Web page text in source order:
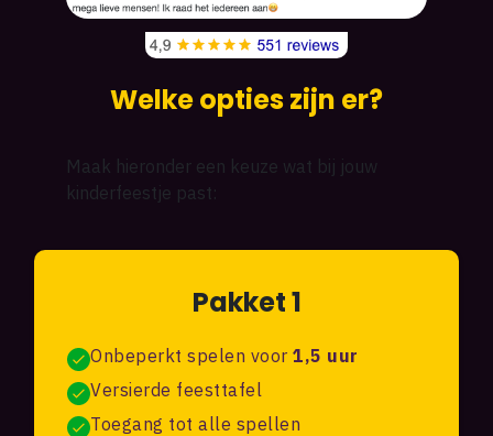
Welke opties zijn er?
Maak hieronder een keuze wat bij jouw
kinderfeestje past:
Pakket 1
Onbeperkt spelen voor1,5 uur
Versierde feesttafel
Toegang tot alle spellen